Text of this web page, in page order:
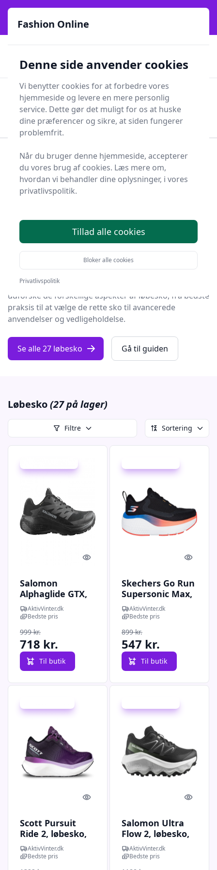
Fashion Online - Din genvej til stil, trends og smarte fund
online siden 2017
Lynhurtig levering ⭐⭐⭐⭐⭐✨981 forskellige produkttyper
Fashion Online
Søg
Forside Tøj og Accessories Sko Løbesko
Løbesko - 27 på lager
enhver løber utvivlsomt et godt par
Men med det utal af muligheder på markedet kan
valget føles overvældende.
I denne guide, 'En omfattende guide til løbesko', vil vi
udforske de forskellige aspekter af løbesko, fra bedste
praksis til at vælge de rette sko til avancerede
anvendelser og vedligeholdelse.
Se alle 27 løbesko Gå til guiden
Løbesko(27 på lager)
Filtre Sortering
Quick look
Salomon
Alphaglide GTX,
løbesko, herre,
sort
AktivVinter.dk
Bedste pris
999 kr.
718 kr.
Til butik
Quick
Skechers Go Run
Supersonic Max,
løbesko, herre,
sort
AktivVinter.dk
Bedste pris
899 kr.
547 kr.
Til butik
Quick look
Scott Pursuit
Ride 2, løbesko,
dame, sort/lilla
AktivVinter.dk
Bedste pris
Quick
Salomon Ultra
Flow 2, løbesko,
dame, sort/hvid
AktivVinter.dk
Bedste pris
Fashion Online
Denne side anvender cookies
Vi benytter cookies for at forbedre vores
hjemmeside og levere en mere personlig
service. Dette gør det muligt for os at huske
dine præferencer og sikre, at siden fungerer
problemfrit.
Når du bruger denne hjemmeside, accepterer
du vores brug af cookies. Læs mere om,
hvordan vi behandler dine oplysninger, i vores
privatlivspolitik.
Tillad alle cookies
Bloker alle cookies
Privatlivspolitik